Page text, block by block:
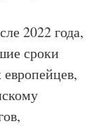
2022 года,
сроки